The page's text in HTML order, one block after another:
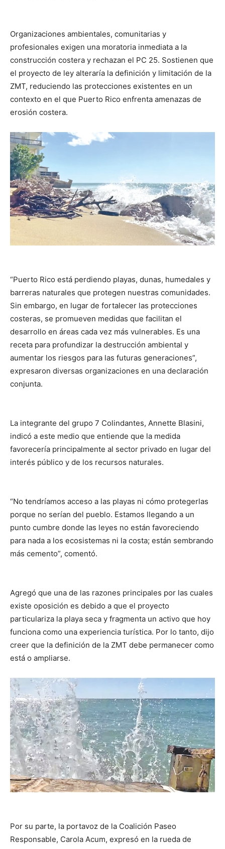
Organizaciones ambientales, comunitarias y
profesionales exigen una moratoria inmediata a la
construcción costera y rechazan el PC 25. Sostienen que
el proyecto de ley alteraría la definición y limitación de la
ZMT, reduciendo las protecciones existentes en un
contexto en el que Puerto Rico enfrenta amenazas de
erosión costera.
“Puerto Rico está perdiendo playas, dunas, humedales y
barreras naturales que protegen nuestras comunidades.
Sin embargo, en lugar de fortalecer las protecciones
costeras, se promueven medidas que facilitan el
desarrollo en áreas cada vez más vulnerables. Es una
receta para profundizar la destrucción ambiental y
aumentar los riesgos para las futuras generaciones”,
expresaron diversas organizaciones en una declaración
conjunta.
La integrante del grupo 7 Colindantes, Annette Blasini,
indicó a este medio que entiende que la medida
favorecería principalmente al sector privado en lugar del
interés público y de los recursos naturales.
“No tendríamos acceso a las playas ni cómo protegerlas
porque no serían del pueblo. Estamos llegando a un
punto cumbre donde las leyes no están favoreciendo
para nada a los ecosistemas ni la costa; están sembrando
más cemento”, comentó.
Agregó que una de las razones principales por las cuales
existe oposición es debido a que el proyecto
particulariza la playa seca y fragmenta un activo que hoy
funciona como una experiencia turística. Por lo tanto, dijo
creer que la definición de la ZMT debe permanecer como
está o ampliarse.
Por su parte, la portavoz de la Coalición Paseo
Responsable, Carola Acum, expresó en la rueda de